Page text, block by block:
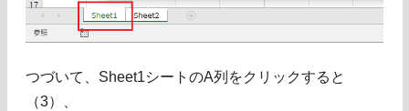
つづいて、Sheet1シートのA列をクリックすると
（3）、